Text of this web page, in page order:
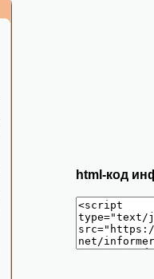
html-код